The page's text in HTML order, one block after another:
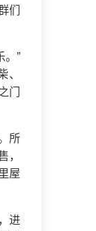
们
。”
、
门
所
，
屋
进